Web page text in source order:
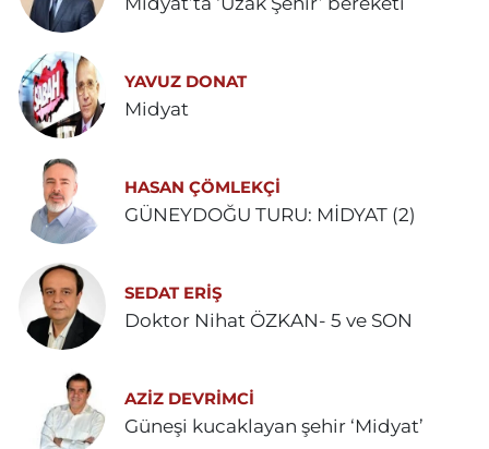
YAVUZ DONAT
Midyat
HASAN ÇÖMLEKÇİ
GÜNEYDOĞU TURU: MİDYAT (2)
SEDAT ERİŞ
Doktor Nihat ÖZKAN- 5 ve SON
AZIZ DEVRIMCI
Güneşi kucaklayan şehir ‘Midyat’